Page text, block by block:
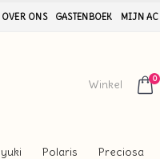
OVER ONS GASTENBOEK MIJN
Winkel 0
Polaris Preciosa